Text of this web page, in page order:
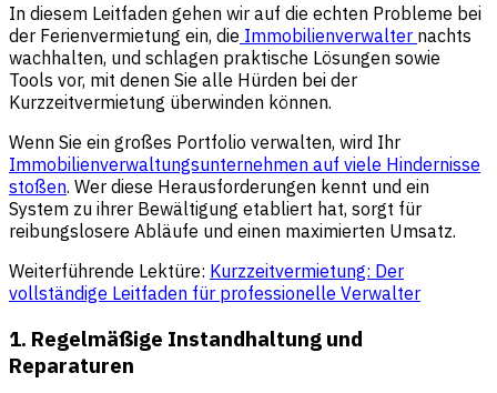
In diesem Leitfaden gehen wir auf die echten Probleme bei
der Ferienvermietung ein, die Immobilienverwalter nachts
wachhalten, und schlagen praktische Lösungen sowie
Tools vor, mit denen Sie alle Hürden bei der
Kurzzeitvermietung überwinden können.
Wenn Sie ein großes Portfolio verwalten, wird Ihr
Immobilienverwaltungsunternehmen auf viele Hindernisse
stoßen. Wer diese Herausforderungen kennt und ein
System zu ihrer Bewältigung etabliert hat, sorgt für
reibungslosere Abläufe und einen maximierten Umsatz.
Weiterführende Lektüre: Kurzzeitvermietung: Der
vollständige Leitfaden für professionelle Verwalter
1. Regelmäßige Instandhaltung und
Reparaturen